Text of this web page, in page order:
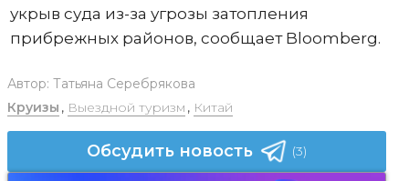
укрыв суда из-за угрозы затопления
прибрежных районов, сообщает Bloomberg.
Автор: Татьяна Серебрякова
Круизы , Выездной туризм , Китай
Обсудить новость (3)